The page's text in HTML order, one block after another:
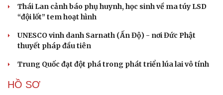
Thái Lan cảnh báo phụ huynh, học sinh về ma túy LSD
“đội lốt” tem hoạt hình
UNESCO vinh danh Sarnath (Ấn Độ) - nơi Đức Phật
thuyết pháp đầu tiên
Trung Quốc đạt đột phá trong phát triển lúa lai vô tính
HỒ SƠ